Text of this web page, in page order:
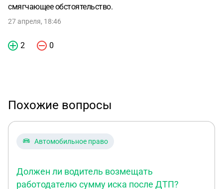
смягчающее обстоятельство.
27 апреля, 18:46
2 0
Похожие вопросы
Автомобильное право
Должен ли водитель возмещать
работодателю сумму иска после ДТП?